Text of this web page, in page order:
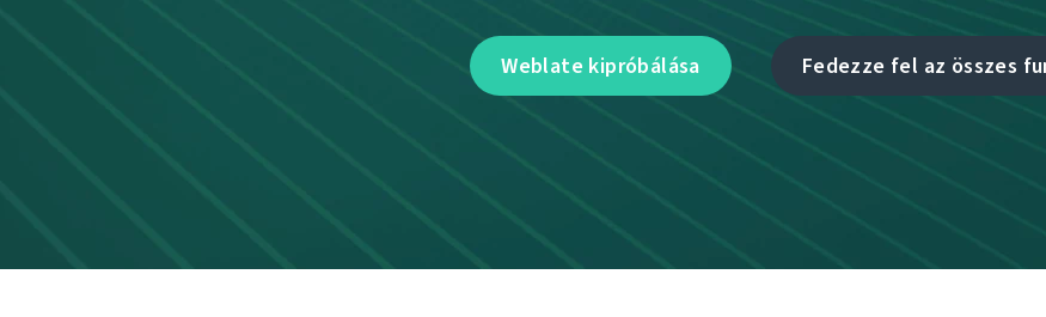
Weblate kipróbálása Fedezze fel az összes